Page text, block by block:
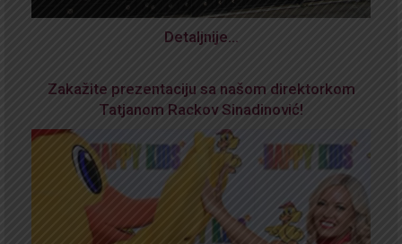
Detaljnije…
Zakažite prezentaciju sa našom direktorkom
Tatjanom Rackov Sinadinović!